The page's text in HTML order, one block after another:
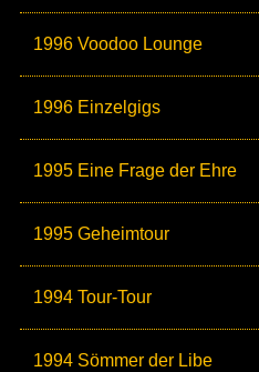
1996 Voodoo Lounge
1996 Einzelgigs
1995 Eine Frage der Ehre
1995 Geheimtour
1994 Tour-Tour
1994 Sömmer der Libe